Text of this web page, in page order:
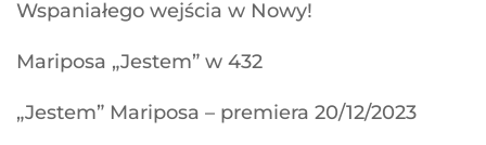
Wspaniałego wejścia w Nowy!
Mariposa „Jestem” w 432
„Jestem” Mariposa – premiera 20/12/2023